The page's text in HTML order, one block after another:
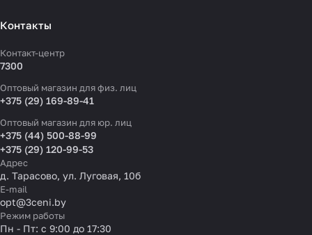
Контакты
Контакт-центр
7300
Оптовый магазин для физ. лиц
+375 (29) 169-89-41
Оптовый магазин для юр. лиц
+375 (44) 500-88-99
+375 (29) 120-99-53
Адрес
д. Тарасово, ул. Луговая, 10б
E-mail
opt@3ceni.by
Режим работы
Пн - Пт: с 9:00 до 17:30